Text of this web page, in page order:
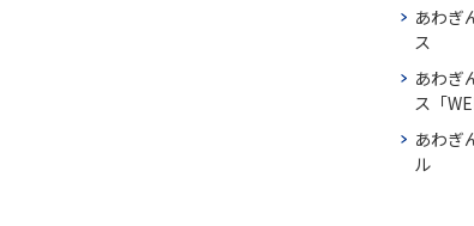
あわぎ
ス
あわぎ
ス「
あわぎ
ル